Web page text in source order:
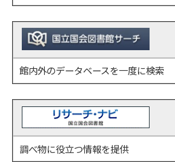
館内外のデータベースを一度に検索
調べ物に役立つ情報を提供